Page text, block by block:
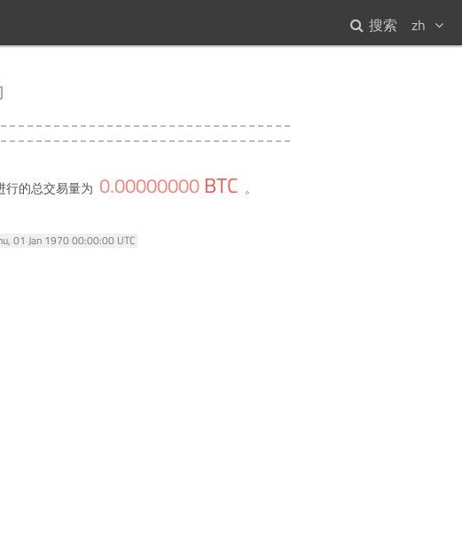
zh
搜索
行的总交易量为 0.00000000 BTC 。
01 Jan 1970 00:00:00 UTC